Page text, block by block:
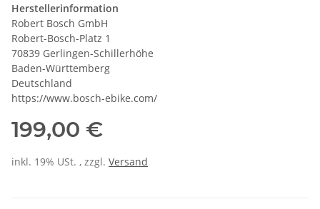
Herstellerinformation
Robert Bosch GmbH
Robert-Bosch-Platz 1
70839 Gerlingen-Schillerhöhe
Baden-Württemberg
Deutschland
https://www.bosch-ebike.com/
199,00 €
inkl. 19% USt. , zzgl. Versand